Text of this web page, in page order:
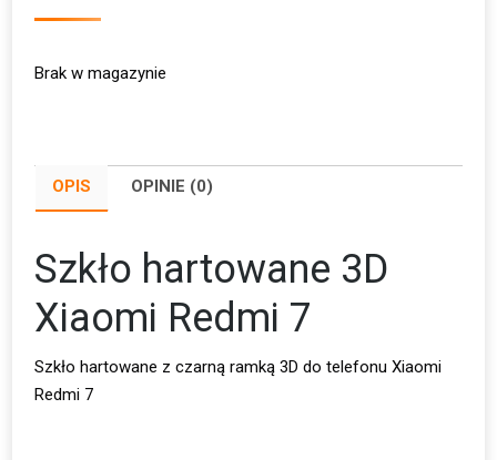
Brak w magazynie
OPIS OPINIE (0)
Szkło hartowane 3D
Xiaomi Redmi 7
Szkło hartowane z czarną ramką 3D do telefonu Xiaomi
Redmi 7